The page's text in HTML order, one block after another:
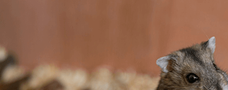
ど
ん
な